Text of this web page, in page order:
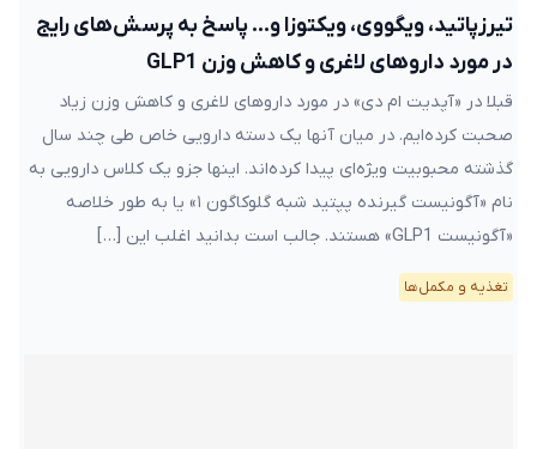
تیرزپاتید، ویگووی، ویکتوزا و… پاسخ به پرسش‌های رایج
در مورد داروهای لاغری و کاهش وزن GLP1
قبلا در «آپدیت ام دی» در مورد داروهای لاغری و کاهش وزن زیاد
صحبت کرده‌ایم. در میان آنها یک دسته دارویی خاص طی چند سال
گذشته محبوبیت ویژه‌ای پیدا کرده‌اند. اینها جزو یک کلاس دارویی به
نام «آگونیست گیرنده پپتید شبه گلوکاگون ۱» یا به طور خلاصه
«آگونیست GLP1» هستند. جالب است بدانید اغلب این […]
تغذیه و مکمل‌ها